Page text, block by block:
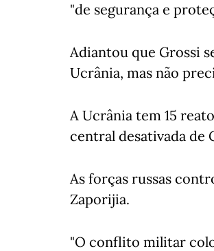
"de segurança e
Adiantou que Grossi
Ucrânia, mas não
A Ucrânia tem 15
central desativada de
As forças russas
Zaporijia.
"O conflito militar